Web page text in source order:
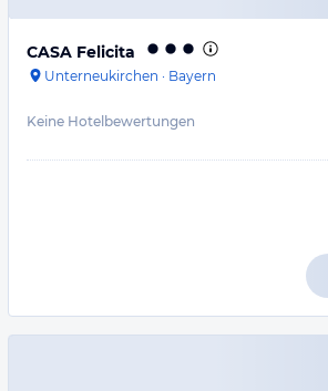
CASA Felicita
Unterneukirchen · Bayern
Keine Hotelbewertungen